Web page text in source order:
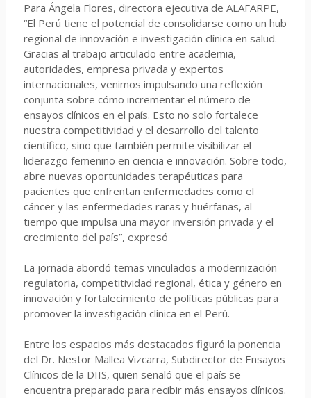
Para Ángela Flores, directora ejecutiva de ALAFARPE,
“El Perú tiene el potencial de consolidarse como un hub
regional de innovación e investigación clínica en salud.
Gracias al trabajo articulado entre academia,
autoridades, empresa privada y expertos
internacionales, venimos impulsando una reflexión
conjunta sobre cómo incrementar el número de
ensayos clínicos en el país. Esto no solo fortalece
nuestra competitividad y el desarrollo del talento
científico, sino que también permite visibilizar el
liderazgo femenino en ciencia e innovación. Sobre todo,
abre nuevas oportunidades terapéuticas para
pacientes que enfrentan enfermedades como el
cáncer y las enfermedades raras y huérfanas, al
tiempo que impulsa una mayor inversión privada y el
crecimiento del país”, expresó
La jornada abordó temas vinculados a modernización
regulatoria, competitividad regional, ética y género en
innovación y fortalecimiento de políticas públicas para
promover la investigación clínica en el Perú.
Entre los espacios más destacados figuró la ponencia
del Dr. Nestor Mallea Vizcarra, Subdirector de Ensayos
Clínicos de la DIIS, quien señaló que el país se
encuentra preparado para recibir más ensayos clínicos.